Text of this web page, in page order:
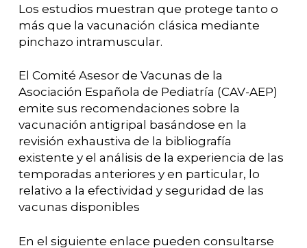
Los estudios muestran que protege tanto o
más que la vacunación clásica mediante
pinchazo intramuscular.
El Comité Asesor de Vacunas de la
Asociación Española de Pediatría (CAV-AEP)
emite sus recomendaciones sobre la
vacunación antigripal basándose en la
revisión exhaustiva de la bibliografía
existente y el análisis de la experiencia de las
temporadas anteriores y en particular, lo
relativo a la efectividad y seguridad de las
vacunas disponibles
En el siguiente enlace pueden consultarse